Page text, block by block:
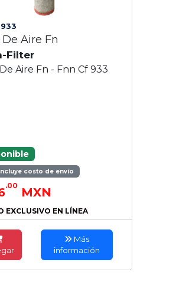
Aire Fn
Filter
Aire Fn - Fnn Cf 933
costo de envío
.00 MXN
EXCLUSIVO EN LÍNEA
Más
información